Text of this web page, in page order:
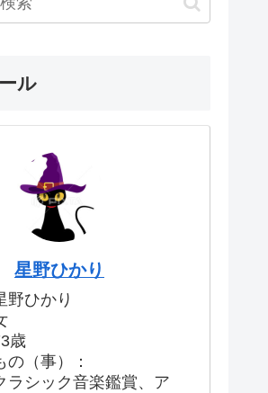
ル
星野ひかり
野ひかり
歳
の（事）：
ラシック音楽鑑賞、ア